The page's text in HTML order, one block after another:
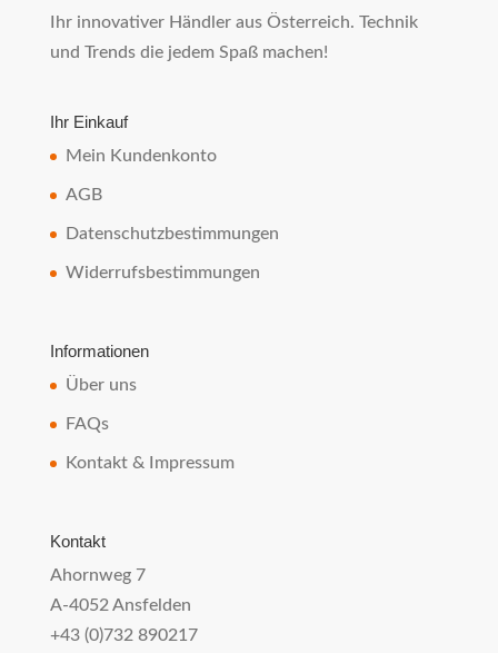
Ihr innovativer Händler aus Österreich. Technik
und Trends die jedem Spaß machen!
Ihr Einkauf
Mein Kundenkonto
AGB
Datenschutzbestimmungen
Widerrufsbestimmungen
Informationen
Über uns
FAQs
Kontakt & Impressum
Kontakt
Ahornweg 7
A-4052 Ansfelden
+43 (0)732 890217